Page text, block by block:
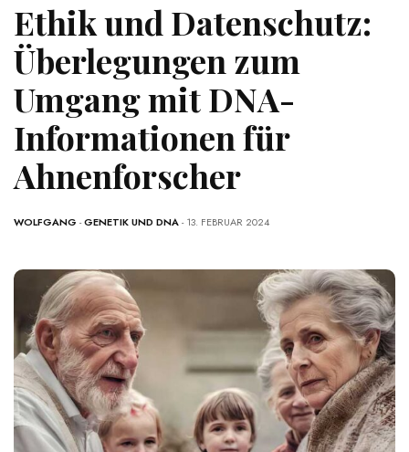
Ethik und Datenschutz:
Überlegungen zum
Umgang mit DNA-
Informationen für
Ahnenforscher
WOLFGANG -GENETIK UND DNA- 13. FEBRUAR 2024